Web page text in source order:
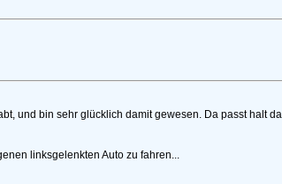
und bin sehr glücklich damit gewesen. Da passt halt
linksgelenkten Auto zu fahren...